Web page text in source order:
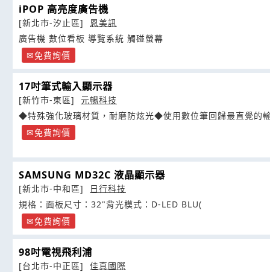
iPOP 高亮度廣告機
[新北市-汐止區]
恩美訊
廣告機 數位看板 導覽系統 觸碰螢幕
免費詢價
17吋筆式輸入顯示器
[新竹市-東區]
元暢科技
◆特殊強化玻璃材質，耐磨防炫光◆使用數位筆回歸最直覺的
免費詢價
SAMSUNG MD32C 液晶顯示器
[新北市-中和區]
日行科技
規格：面板尺寸：32"背光模式：D-LED BLU(
免費詢價
98吋電視飛利浦
[台北市-中正區]
佳真國際